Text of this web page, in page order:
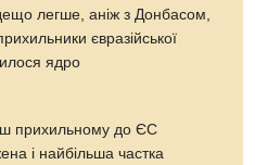
легше, аніж з Донбасом,
євразійської
ядро
прихильному до ЄС
і найбільша частка